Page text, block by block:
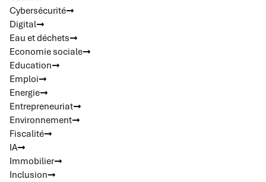
Cybersécurité
Digital
Eau et déchets
Economie sociale
Education
Emploi
Energie
Entrepreneuriat
Environnement
Fiscalité
IA
Immobilier
Inclusion